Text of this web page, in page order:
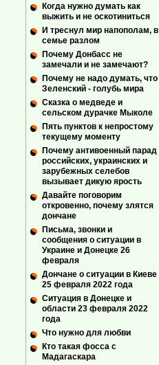
Когда нужно думать как
выжить и не оскотиниться
И треснул мир напополам, в
семье разлом
Почему Донбасс не
замечали и не замечают?
Почему не надо думать, что
Зеленский - голубь мира
Сказка о медведе и
сельском дурачке Мыколе
Пять пунктов к непростому
текущему моменту
Почему антивоенный парад
российских, украинских и
зарубежных селебов
вызывает дикую ярость
Давайте поговорим
откровенно, почему злятся
дончане
Письма, звонки и
сообщения о ситуации в
Украине и Донецке 26
февраля
Дончане о ситуации в Киеве
25 февраля 2022 года
Ситуация в Донецке и
области 23 февраля 2022
года
Что нужно для любви
Кто такая фосса с
Мадагаскара